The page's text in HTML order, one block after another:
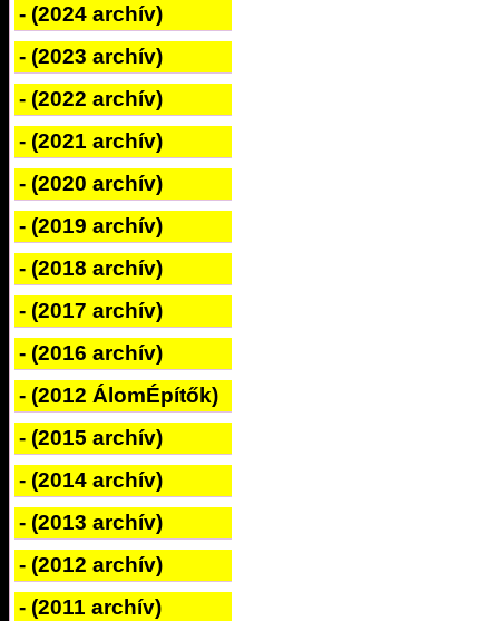
- (2024 archív)
- (2023 archív)
- (2022 archív)
- (2021 archív)
- (2020 archív)
- (2019 archív)
- (2018 archív)
- (2017 archív)
- (2016 archív)
- (2012 ÁlomÉpítők)
- (2015 archív)
- (2014 archív)
- (2013 archív)
- (2012 archív)
- (2011 archív)